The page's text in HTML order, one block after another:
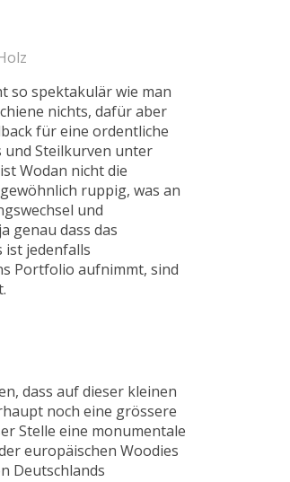
so spektakulär wie man
nichts, dafür aber
für eine ordentliche
und Steilkurven unter
Wodan nicht die
ruppig, was an
und
genau dass das
ist jedenfalls
Portfolio aufnimmt, sind
dass auf dieser kleinen
noch eine grössere
Stelle eine monumentale
europäischen Woodies
Deutschlands